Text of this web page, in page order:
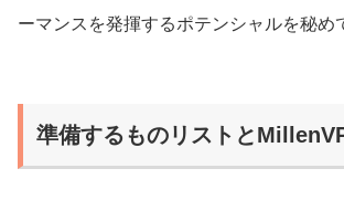
ーマンスを発揮するポテンシャルを秘め
準備するものリストと